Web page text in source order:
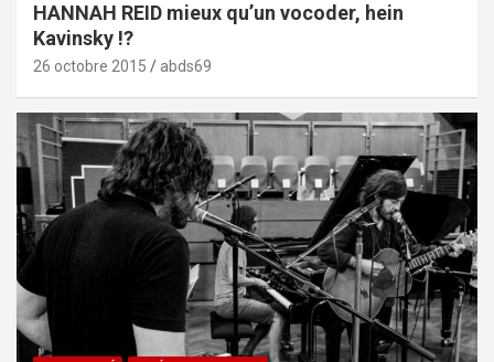
HANNAH REID mieux qu’un vocoder, hein
Kavinsky !?
26 octobre 2015 abds69